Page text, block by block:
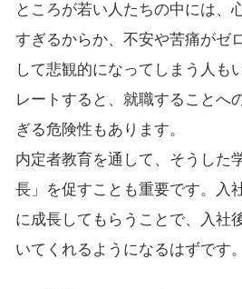
ところが若い人たちの中には、
すぎるからか、不安や苦痛がゼ
して悲観的になってしまう人も
レートすると、就職することへ
ぎる危険性もあります。
内定者教育を通して、そうした
長」を促すことも重要です。入
に成長してもらうことで、入社
いてくれるようになるはずです。